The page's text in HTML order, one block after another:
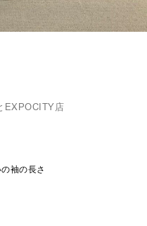
EXPOCITY店
袖の長さ